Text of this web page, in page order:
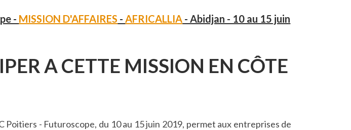
- MISSION D'AFFAIRES -AFRICALLIA - Abidjan - 10 au 15 juin
A CETTE MISSION EN CÔTE
Poitiers - Futuroscope, du 10 au 15 juin 2019, permet aux entreprises de